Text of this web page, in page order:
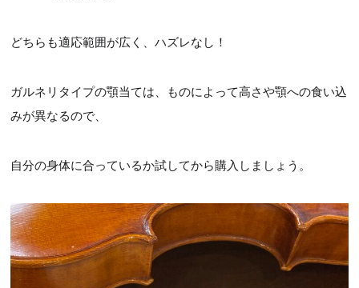
どちらも適応範囲が広く、ハズレなし！
ガルネリタイプの顎当ては、ものによって高さや顎への食い込
みが異なるので、
自分の身体に合っているか試してから購入しましょう。